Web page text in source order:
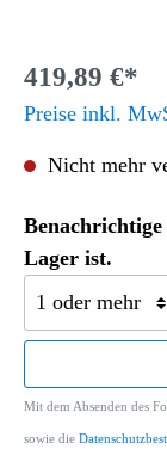
419,89 €*
Preise inkl.
Nicht mehr
Lager ist.
Mit dem Absenden des
sowie die